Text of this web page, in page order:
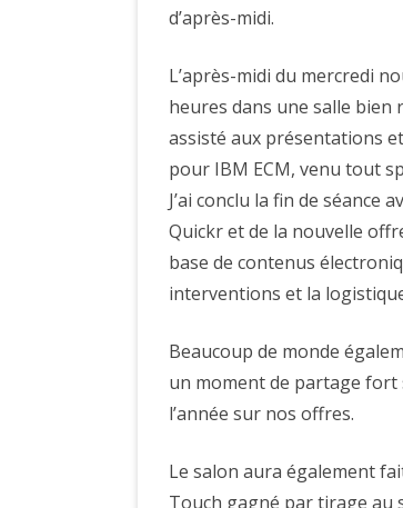
d’après-midi.
L’après-midi du mercredi
heures dans une salle bien
assisté aux présentations
pour IBM ECM, venu tout
J’ai conclu la fin de
Quickr et de la nouvelle
base de contenus
interventions et la
Beaucoup de monde
un moment de partage fort
l’année sur nos offres.
Le salon aura également
Touch gagné par tirage au